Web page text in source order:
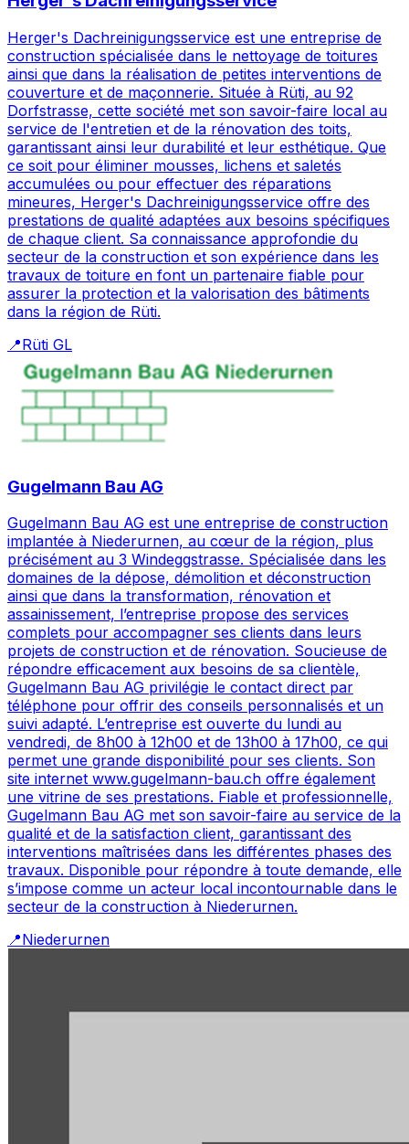
Herger's Dachreinigungsservice est une entreprise de
construction spécialisée dans le nettoyage de toitures
ainsi que dans la réalisation de petites interventions de
couverture et de maçonnerie. Située à Rüti, au 92
Dorfstrasse, cette société met son savoir-faire local au
service de l'entretien et de la rénovation des toits,
garantissant ainsi leur durabilité et leur esthétique. Que
ce soit pour éliminer mousses, lichens et saletés
accumulées ou pour effectuer des réparations
mineures, Herger's Dachreinigungsservice offre des
prestations de qualité adaptées aux besoins spécifiques
de chaque client. Sa connaissance approfondie du
secteur de la construction et son expérience dans les
travaux de toiture en font un partenaire fiable pour
assurer la protection et la valorisation des bâtiments
dans la région de Rüti.
📍Rüti GL
Gugelmann Bau AG
Gugelmann Bau AG est une entreprise de construction
implantée à Niederurnen, au cœur de la région, plus
précisément au 3 Windeggstrasse. Spécialisée dans les
domaines de la dépose, démolition et déconstruction
ainsi que dans la transformation, rénovation et
assainissement, l’entreprise propose des services
complets pour accompagner ses clients dans leurs
projets de construction et de rénovation. Soucieuse de
répondre efficacement aux besoins de sa clientèle,
Gugelmann Bau AG privilégie le contact direct par
téléphone pour offrir des conseils personnalisés et un
suivi adapté. L’entreprise est ouverte du lundi au
vendredi, de 8h00 à 12h00 et de 13h00 à 17h00, ce qui
permet une grande disponibilité pour ses clients. Son
site internet www.gugelmann-bau.ch offre également
une vitrine de ses prestations. Fiable et professionnelle,
Gugelmann Bau AG met son savoir-faire au service de la
qualité et de la satisfaction client, garantissant des
interventions maîtrisées dans les différentes phases des
travaux. Disponible pour répondre à toute demande, elle
s’impose comme un acteur local incontournable dans le
secteur de la construction à Niederurnen.
📍Niederurnen